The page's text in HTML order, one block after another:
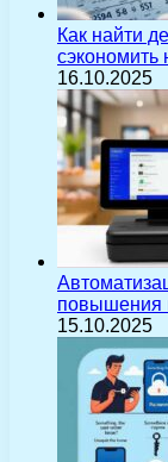
Как найти
сэкономить
16.10.2025
повышения
15.10.2025